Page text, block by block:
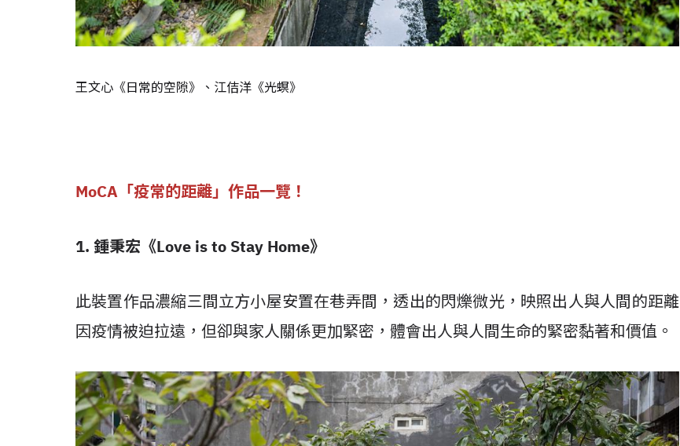
王文心《日常的空隙》、江佶洋《光螟》
MoCA「疫常的距離」作品一覽！
1. 鍾秉宏《Love is to Stay Home》
此裝置作品濃縮三間立方小屋安置在巷弄間，透出的閃爍微光，映照出人與人間的距離
因疫情被迫拉遠，但卻與家人關係更加緊密，體會出人與人間生命的緊密黏著和價值。